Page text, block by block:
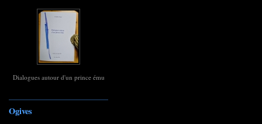
Dialogues autour d'un prince ému
Ogives